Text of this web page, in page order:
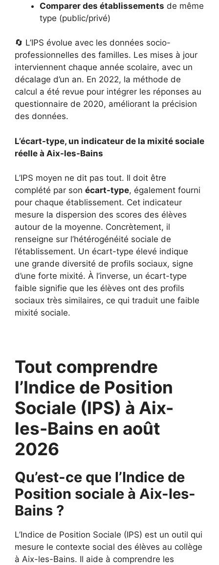
Comparer des établissements de même
type (public/privé)
🔄 L’IPS évolue avec les données socio-
professionnelles des familles. Les mises à jour
interviennent chaque année scolaire, avec un
décalage d’un an. En 2022, la méthode de
calcul a été revue pour intégrer les réponses au
questionnaire de 2020, améliorant la précision
des données.
L’écart-type, un indicateur de la mixité sociale
réelle à Aix-les-Bains
L’IPS moyen ne dit pas tout. Il doit être
complété par son écart-type, également fourni
pour chaque établissement. Cet indicateur
mesure la dispersion des scores des élèves
autour de la moyenne. Concrètement, il
renseigne sur l’hétérogénéité sociale de
l’établissement. Un écart-type élevé indique
une grande diversité de profils sociaux, signe
d’une forte mixité. À l’inverse, un écart-type
faible signifie que les élèves ont des profils
sociaux très similaires, ce qui traduit une faible
mixité sociale.
Tout comprendre
l’Indice de Position
Sociale (IPS) à Aix-
les-Bains en août
2026
Qu’est-ce que l’Indice de
Position sociale à Aix-les-
Bains ?
L’Indice de Position Sociale (IPS) est un outil qui
mesure le contexte social des élèves au collège
à Aix-les-Bains. Il aide à comprendre les